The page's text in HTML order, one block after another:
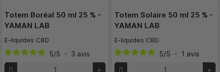
Totem Boréal 50 ml 25 % -
YAMAN LAB
E-liquides CBD
5/5 - 3 avis
Totem Solaire 50 ml 25 % -
YAMAN LAB
E-liquides CBD
5/5 - 1 avis